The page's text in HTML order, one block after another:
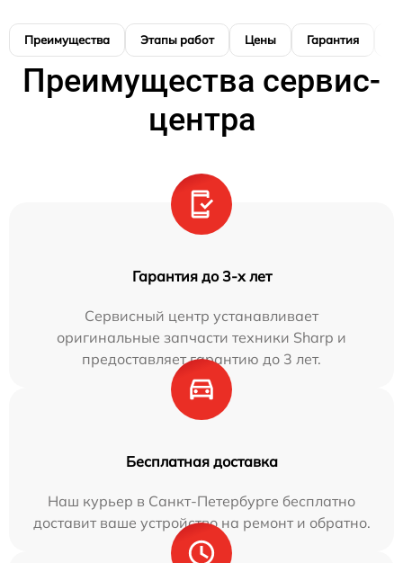
Преимущества Этапы работ Цены Гарантия
Преимущества сервис-
центра
Гарантия до 3-х лет
Сервисный центр устанавливает
оригинальные запчасти техники Sharp и
предоставляет гарантию до 3 лет.
Бесплатная доставка
Наш курьер в Санкт-Петербурге бесплатно
доставит ваше устройство на ремонт и обратно.